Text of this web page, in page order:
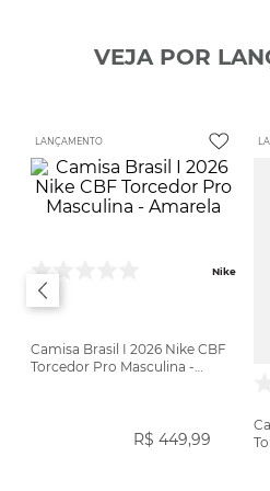
VEJA POR
LANÇAMENTO
Nike
Camisa Brasil I 2026 Nike CBF
Torcedor Pro Masculina -
R$ 449,99